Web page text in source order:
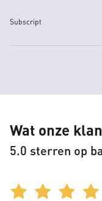
Subscript
Wat onze
5.0 sterren op